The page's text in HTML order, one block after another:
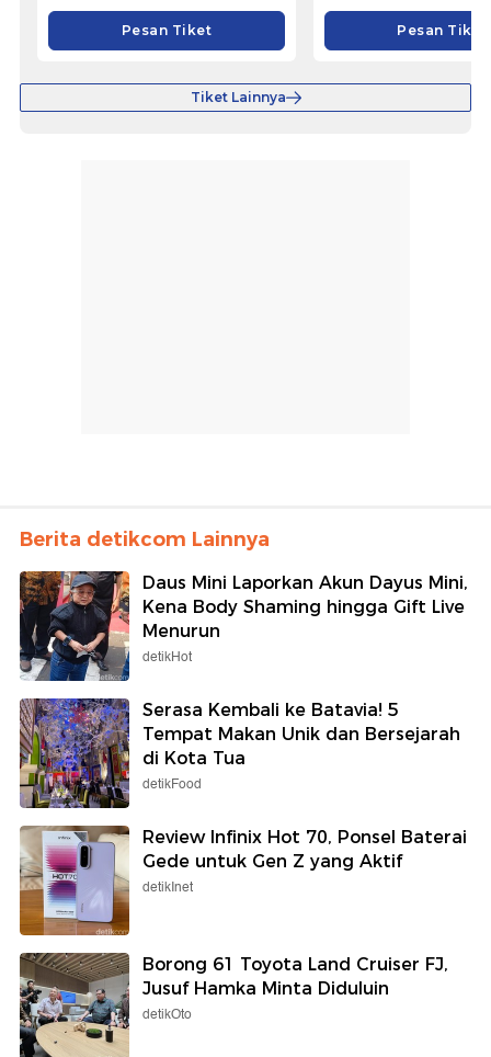
Pesan Tiket Pesan Tiket
Tiket Lainnya
Berita detikcom Lainnya
Daus Mini Laporkan Akun Dayus Mini,
Kena Body Shaming hingga Gift Live
Menurun
detikHot
Serasa Kembali ke Batavia! 5
Tempat Makan Unik dan Bersejarah
di Kota Tua
detikFood
Review Infinix Hot 70, Ponsel Baterai
Gede untuk Gen Z yang Aktif
detikInet
Borong 61 Toyota Land Cruiser FJ,
Jusuf Hamka Minta Diduluin
detikOto